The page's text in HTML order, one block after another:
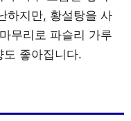
하지만, 황설탕을 사
무리로 파슬리 가루
좋아집니다.